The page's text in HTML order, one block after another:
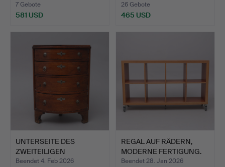
7 Gebote
581 USD
26 Gebote
465 USD
UNTERSEITE DES
ZWEITEILIGEN
ECKSCHRANKS, G…
Beendet 4. Feb 2026
REGAL AUF RÄDERN,
MODERNE FERTIGUNG.
Beendet 28. Jan 2026